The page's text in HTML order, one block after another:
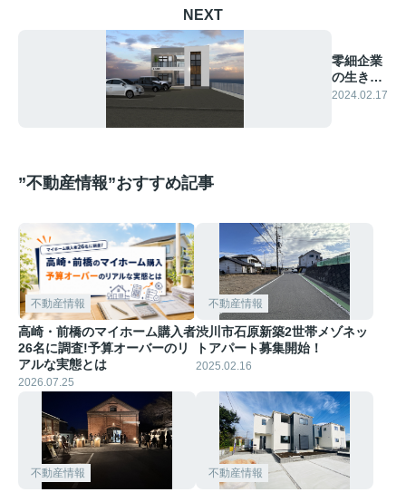
NEXT
零細企業
の生きる
道。
2024.02.17
”不動産情報”おすすめ記事
不動産情報
高崎・前橋のマイホーム購入者
26名に調査!予算オーバーのリ
アルな実態とは
2026.07.25
不動産情報
渋川市石原新築2世帯メゾネッ
トアパート募集開始！
2025.02.16
不動産情報 不動産情報